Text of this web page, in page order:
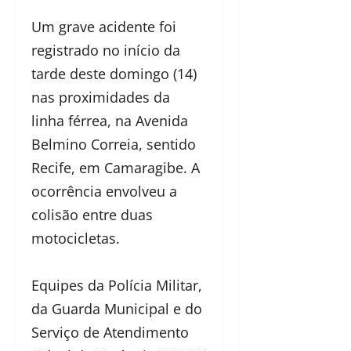
Um grave acidente foi
registrado no início da
tarde deste domingo (14)
nas proximidades da
linha férrea, na Avenida
Belmino Correia, sentido
Recife, em Camaragibe. A
ocorrência envolveu a
colisão entre duas
motocicletas.
Equipes da Polícia Militar,
da Guarda Municipal e do
Serviço de Atendimento